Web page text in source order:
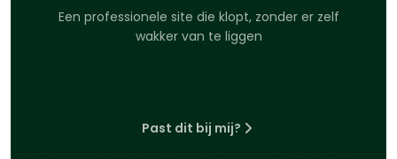
Een professionele site die klopt, zonder er zelf
wakker van te liggen
Past dit bij mij?